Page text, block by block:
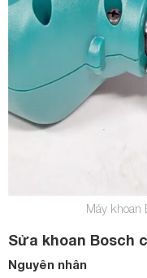
Máy khoan
Sửa khoan Bosch
Nguyên nhân